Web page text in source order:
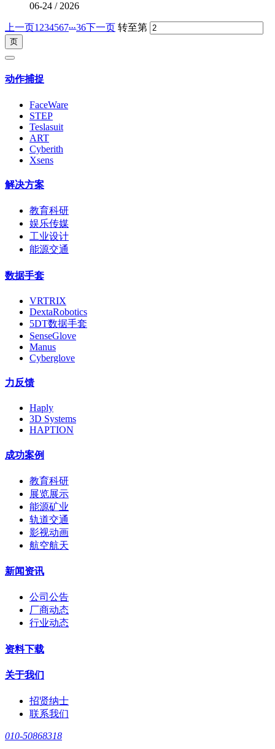
06-24 / 2026
上一页1 234567...36下一页 转至第
动作捕捉
FaceWare
STEP
Teslasuit
ART
Cyberith
Xsens
解决方案
教育科研
娱乐传媒
工业设计
能源交通
数据手套
VRTRIX
DextaRobotics
5DT数据手套
SenseGlove
Manus
Cyberglove
力反馈
Haply
3D Systems
HAPTION
成功案例
教育科研
展览展示
能源矿业
轨道交通
影视动画
航空航天
新闻资讯
公司公告
厂商动态
行业动态
资料下载
关于我们
招贤纳士
联系我们
010-50868318